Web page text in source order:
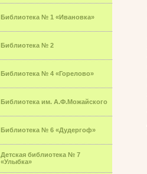
Библиотека № 1 «Ивановка»
Библиотека № 2
Библиотека № 4 «Горелово»
Библиотека им. А.Ф.Можайского
Библиотека № 6 «Дудергоф»
Детская библиотека № 7
«Улыбка»